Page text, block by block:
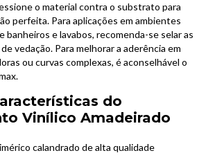
o material contra o substrato para
perfeita. Para aplicações em ambientes
banheiros e lavabos, recomenda-se selar as
vedação. Para melhorar a aderência em
ou curvas complexas, é aconselhável o
do
Vinílico Amadeirado
calandrado de alta qualidade